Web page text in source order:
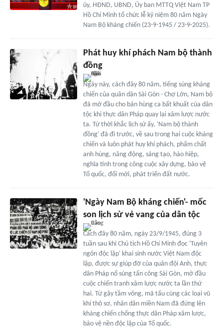
ủy, HĐND, UBND, Ủy ban MTTQ Việt Nam TP
Hồ Chí Minh tổ chức lễ kỷ niệm 80 năm Ngày
Nam Bộ kháng chiến (23-9-1945 / 23-9-2025).
Phát huy khí phách Nam bộ thành
đồng
Ngày này, cách đây 80 năm, tiếng súng kháng
chiến của quân dân Sài Gòn - Chợ Lớn, Nam bộ
đã mở đầu cho bản hùng ca bất khuất của dân
tộc khi thực dân Pháp quay lại xâm lược nước
ta. Từ thời khắc lịch sử ấy, 'Nam bộ thành
đồng' đã đi trước, về sau trong hai cuộc kháng
chiến và luôn phát huy khí phách, phẩm chất
anh hùng, năng động, sáng tạo, hào hiệp,
nghĩa tình trong công cuộc xây dựng, bảo vệ
Tổ quốc, đổi mới, phát triển đất nước.
'Ngày Nam Bộ kháng chiến'- mốc
son lịch sử vẻ vang của dân tộc
Cách đây 80 năm, ngày 23/9/1945, đúng 3
tuần sau khi Chủ tịch Hồ Chí Minh đọc 'Tuyên
ngôn độc lập' khai sinh nước Việt Nam độc
lập, được sự giúp đỡ của quân đội Anh, thực
dân Pháp nổ súng tấn công Sài Gòn, mở đầu
cuộc chiến tranh xâm lược nước ta lần thứ
hai. Từ gậy tầm vông, mã tấu cùng các loại vũ
khí thô sơ, nhân dân miền Nam đã đứng lên
kháng chiến chống thực dân Pháp xâm lược,
bảo vệ nền độc lập của Tổ quốc.